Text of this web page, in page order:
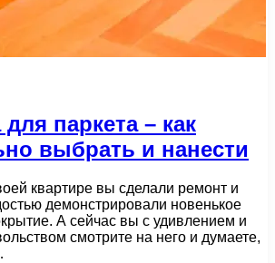
паркета – как
выбрать и нанести
квартире вы сделали ремонт и
демонстрировали новенькое
А сейчас вы с удивлением и
смотрите на него и думаете,